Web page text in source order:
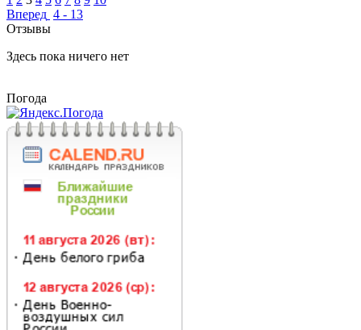
Вперед 4 - 13
Отзывы
Здесь пока ничего нет
Погода